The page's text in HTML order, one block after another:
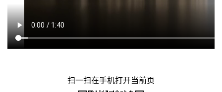
扫一扫在手机打开当前页